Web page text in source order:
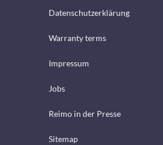
Datenschutzerklärung
Warranty terms
Impressum
Jobs
Reimo in der Presse
Sitemap